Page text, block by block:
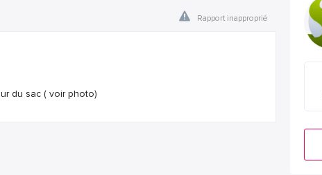
Rapport inapproprié
du sac ( voir photo)